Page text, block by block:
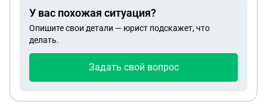
мой от первого брака и в свидетельстве от
рождения его мама идёт, как Суворова Елена
Прокопьевна, а у тёти она же записана, как
другой брак (после смерти моего дедушки
Фурсенко Е. П. уже давно нет в живых, умерла
У вас похожая ситуация?
Опишите свои детали — юрист подскажет, что
делать.
Задать свой вопрос